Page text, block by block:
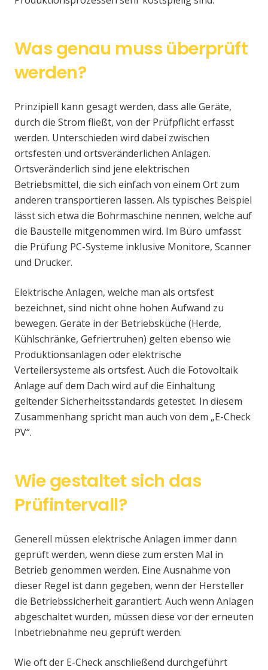
Was genau muss überprüft
werden?
Prinzipiell kann gesagt werden, dass alle Geräte,
durch die Strom fließt, von der Prüfpflicht erfasst
werden. Unterschieden wird dabei zwischen
ortsfesten und ortsveränderlichen Anlagen.
Ortsveränderlich sind jene elektrischen
Betriebsmittel, die sich einfach von einem Ort zum
anderen transportieren lassen. Als typisches Beispiel
lässt sich etwa die Bohrmaschine nennen, welche auf
die Baustelle mitgenommen wird. Im Büro umfasst
die Prüfung PC-Systeme inklusive Monitore, Scanner
und Drucker.
Elektrische Anlagen, welche man als ortsfest
bezeichnet, sind nicht ohne hohen Aufwand zu
bewegen. Geräte in der Betriebsküche (Herde,
Kühlschränke, Gefriertruhen) gelten ebenso wie
Produktionsanlagen oder elektrische
Verteilersysteme als ortsfest. Auch die Fotovoltaik
Anlage auf dem Dach wird auf die Einhaltung
geltender Sicherheitsstandards getestet. In diesem
Zusammenhang spricht man auch von dem „E-Check
PV“.
Wie gestaltet sich das
Prüfintervall?
Generell müssen elektrische Anlagen immer dann
geprüft werden, wenn diese zum ersten Mal in
Betrieb genommen werden. Eine Ausnahme von
dieser Regel ist dann gegeben, wenn der Hersteller
die Betriebssicherheit garantiert. Auch wenn Anlagen
abgeschaltet wurden, müssen diese vor der erneuten
Inbetriebnahme neu geprüft werden.
Wie oft der E-Check anschließend durchgeführt